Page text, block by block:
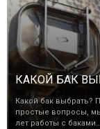
КАКОЙ БАК
Какой бак выбрать?
простые вопросы,
лет работы с